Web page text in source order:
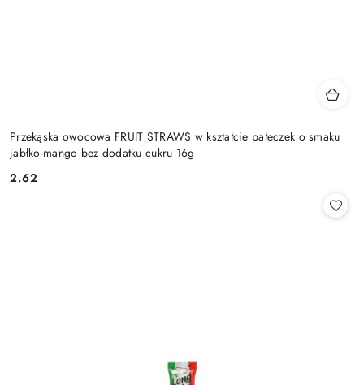
Przekąska owocowa FRUIT STRAWS w kształcie pałeczek o smaku
jabłko-mango bez dodatku cukru 16g
Cena:
2.62